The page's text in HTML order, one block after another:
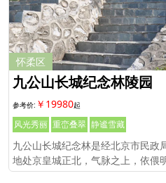
怀柔区
九公山长城纪念林陵园
￥19980
风光秀丽 重峦叠翠 静谧雪藏
九公山长城纪念林是经北京市民政
地处京皇城正北，气脉之上，依偎
贡之灵气，又有地蕴天泽之境界。